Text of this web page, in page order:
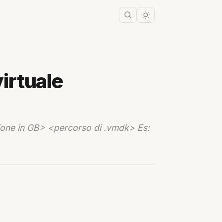
in GB> <percorso di .vmdk> Es: